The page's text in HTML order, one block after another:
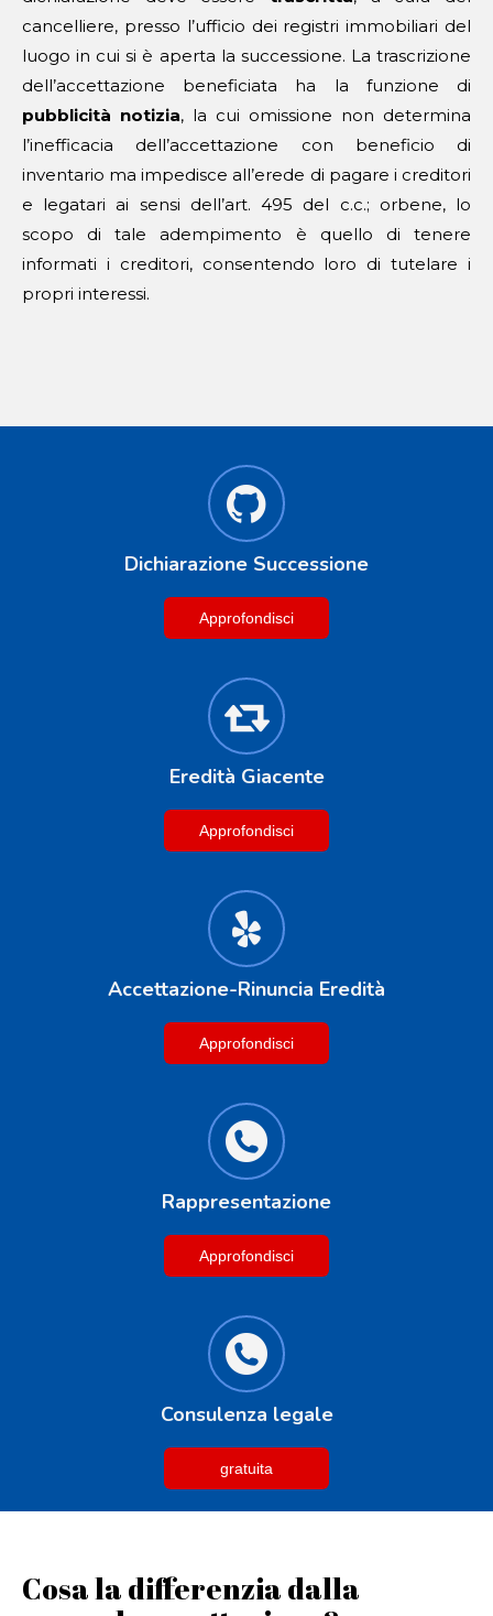
cancelliere, presso l’ufficio dei registri immobiliari del
luogo in cui si è aperta la successione. La trascrizione
dell’accettazione beneficiata ha la funzione di
pubblicità notizia, la cui omissione non determina
l’inefficacia dell’accettazione con beneficio di
inventario ma impedisce all’erede di pagare i creditori
e legatari ai sensi dell’art. 495 del c.c.; orbene, lo
scopo di tale adempimento è quello di tenere
informati i creditori, consentendo loro di tutelare i
propri interessi.
Dichiarazione Successione
Approfondisci
Eredità Giacente
Approfondisci
Accettazione-Rinuncia Eredità
Approfondisci
Rappresentazione
Approfondisci
Consulenza legale
gratuita
Cosa la differenzia dalla